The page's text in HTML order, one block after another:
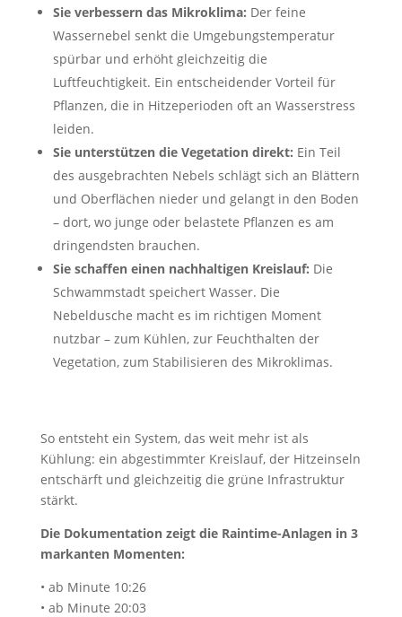
Sie verbessern das Mikroklima: Der feine
Wassernebel senkt die Umgebungstemperatur
spürbar und erhöht gleichzeitig die
Luftfeuchtigkeit. Ein entscheidender Vorteil für
Pflanzen, die in Hitzeperioden oft an Wasserstress
leiden.
Sie unterstützen die Vegetation direkt: Ein Teil
des ausgebrachten Nebels schlägt sich an Blättern
und Oberflächen nieder und gelangt in den Boden
– dort, wo junge oder belastete Pflanzen es am
dringendsten brauchen.
Sie schaffen einen nachhaltigen Kreislauf: Die
Schwammstadt speichert Wasser. Die
Nebeldusche macht es im richtigen Moment
nutzbar – zum Kühlen, zur Feuchthalten der
Vegetation, zum Stabilisieren des Mikroklimas.
So entsteht ein System, das weit mehr ist als
Kühlung: ein abgestimmter Kreislauf, der Hitzeinseln
entschärft und gleichzeitig die grüne Infrastruktur
stärkt.
Die Dokumentation zeigt die Raintime-Anlagen in 3
markanten Momenten:
• ab Minute 10:26
• ab Minute 20:03